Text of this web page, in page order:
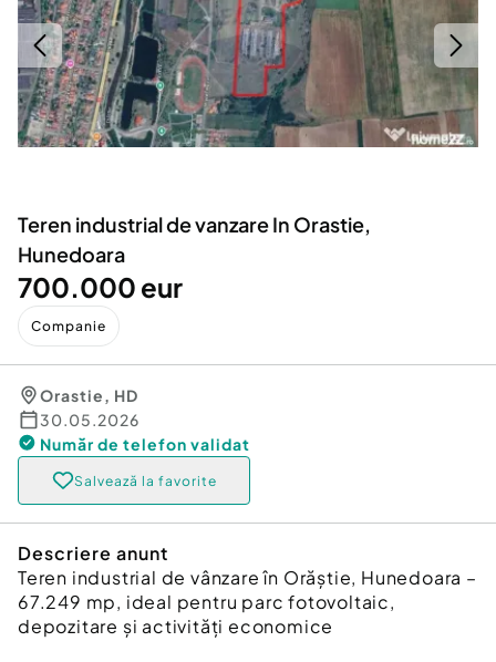
Servicii
Animale de companie
Afaceri și echipamente profesionale
Inchiriere Bunuri si Vehicule
Utilaje agricole si industriale
Piese auto si accesorii
Dacia Duster
Teren industrial de vanzare In Orastie,
Hunedoara
700.000 eur
Companie
Orastie, HD
30.05.2026
Număr de telefon validat
Salvează la favorite
Descriere anunt
Teren industrial de vânzare în Orăștie, Hunedoara –
67.249 mp, ideal pentru parc fotovoltaic,
depozitare și activități economice